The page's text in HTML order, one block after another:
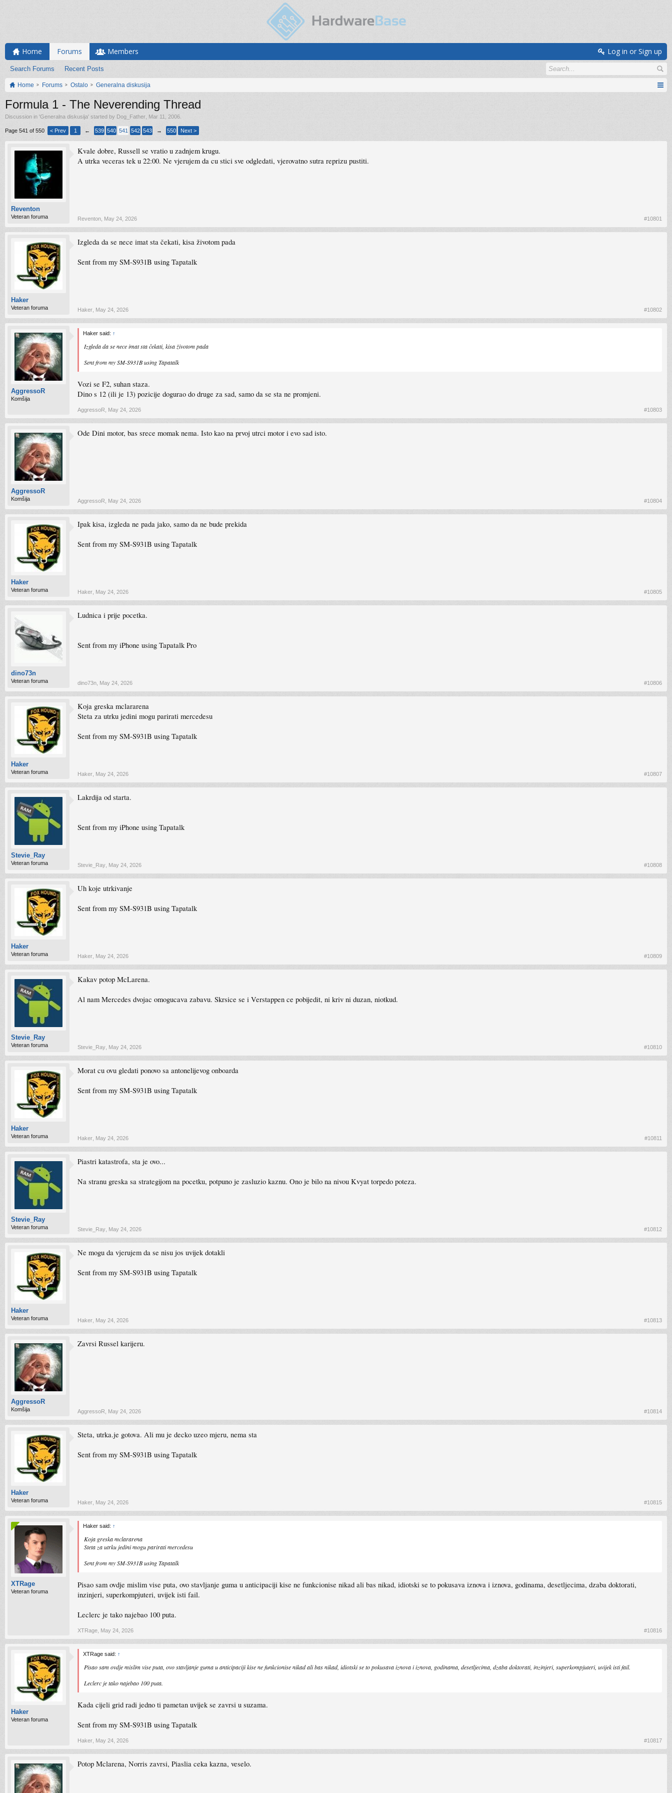
Home Forums
Search Forums Recent Posts
Members Log in or Sign up
Home Forums Ostalo Generalna diskusija
Formula 1 - The Neverending Thread
Discussion in 'Generalna diskusija' started by Dog_Father Mar 11, 2006
Page 541 of 550 < Prev 1 ← 539 540 541 542 543 → 550 Next >
Reventon
Veteran foruma
Kvale dobre, Russell se vratio u zadnjem krugu.
A utrka veceras tek u 22:00. Ne vjerujem da cu stici sve odgledati, vjerovatno sutra reprizu pustiti.
Reventon May 24, 2026 #10801
Haker
Veteran foruma
Izgleda da se nece imat sta čekati, kisa životom pada
Sent from my SM-S931B using Tapatalk
Haker May 24, 2026 #10802
AggressoR
Komšija
Haker said: ↑
Izgleda da se nece imat sta čekati, kisa životom pada
Sent from my SM-S931B using Tapatalk
Vozi se F2, suhan staza.
Dino s 12 (ili je 13) pozicije dogurao do druge za sad, samo da se sta ne promjeni.
AggressoR May 24, 2026 #10803
AggressoR
Komšija
Ode Dini motor, bas srece momak nema. Isto kao na prvoj utrci motor i evo sad isto.
AggressoR May 24, 2026 #10804
Haker
Veteran foruma
Ipak kisa, izgleda ne pada jako, samo da ne bude prekida
Sent from my SM-S931B using Tapatalk
Haker May 24, 2026 #10805
dino73n
Veteran foruma
Ludnica i prije pocetka.
Sent from my iPhone using Tapatalk Pro
dino73n May 24, 2026 #10806
Haker
Veteran foruma
Koja greska mclararena
Steta za utrku jedini mogu parirati mercedesu
Sent from my SM-S931B using Tapatalk
Haker May 24, 2026 #10807
Stevie_Ray
Veteran foruma
Lakrdija od starta.
Sent from my iPhone using Tapatalk
Stevie_Ray May 24, 2026 #10808
Haker
Veteran foruma
Uh koje utrkivanje
Sent from my SM-S931B using Tapatalk
Haker May 24, 2026 #10809
Stevie_Ray
Veteran foruma
Kakav potop McLarena.
Al nam Mercedes dvojac omogucava zabavu. Skrsice se i Verstappen ce pobijedit, ni kriv ni duzan, niotkud.
Stevie_Ray May 24, 2026 #10810
Haker
Veteran foruma
Morat cu ovu gledati ponovo sa antonelijevog onboarda
Sent from my SM-S931B using Tapatalk
Haker May 24, 2026 #10811
Stevie_Ray
Veteran foruma
Piastri katastrofa, sta je ovo...
Na stranu greska sa strategijom na pocetku, potpuno je zasluzio kaznu. Ono je bilo na nivou Kvyat torpedo poteza.
Stevie_Ray May 24, 2026 #10812
Haker
Veteran foruma
Ne mogu da vjerujem da se nisu jos uvijek dotakli
Sent from my SM-S931B using Tapatalk
Haker May 24, 2026 #10813
AggressoR
Komšija
Zavrsi Russel karijeru.
AggressoR May 24, 2026 #10814
Haker
Veteran foruma
Steta, utrka.je gotova. Ali mu je decko uzeo mjeru, nema sta
Sent from my SM-S931B using Tapatalk
Haker May 24, 2026 #10815
XTRage
Veteran foruma
Haker said: ↑
Koja greska mclararena
Steta za utrku jedini mogu parirati mercedesu
Sent from my SM-S931B using Tapatalk
Pisao sam ovdje mislim vise puta, ovo stavljanje guma u anticipaciji kise ne funkcionise nikad ali bas nikad, idiotski se to pokusava iznova i iznova, godinama, desetljecima, dzaba doktorati,
inzinjeri, superkompjuteri, uvijek isti fail.
Leclerc je tako najebao 100 puta.
XTRage May 24, 2026 #10816
Haker
Veteran foruma
XTRage said: ↑
Pisao sam ovdje mislim vise puta, ovo stavljanje guma u anticipaciji kise ne funkcionise nikad ali bas nikad, idiotski se to pokusava iznova i iznova, godinama, desetljecima, dzaba doktorati, inzinjeri, superkompjuteri, uvijek isti fail.
Leclerc je tako najebao 100 puta.
Kada cijeli grid radi jedno ti pametan uvijek se zavrsi u suzama.
Sent from my SM-S931B using Tapatalk
Haker May 24, 2026 #10817
Potop Mclarena, Norris zavrsi, Piaslia ceka kazna, veselo.